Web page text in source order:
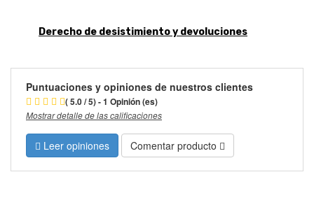
Derecho de desistimiento y devoluciones
Puntuaciones y opiniones de nuestros clientes
( 5.0 / 5) - 1 Opinión (es)
Mostrar detalle de las calificaciones
Leer opiniones Comentar producto